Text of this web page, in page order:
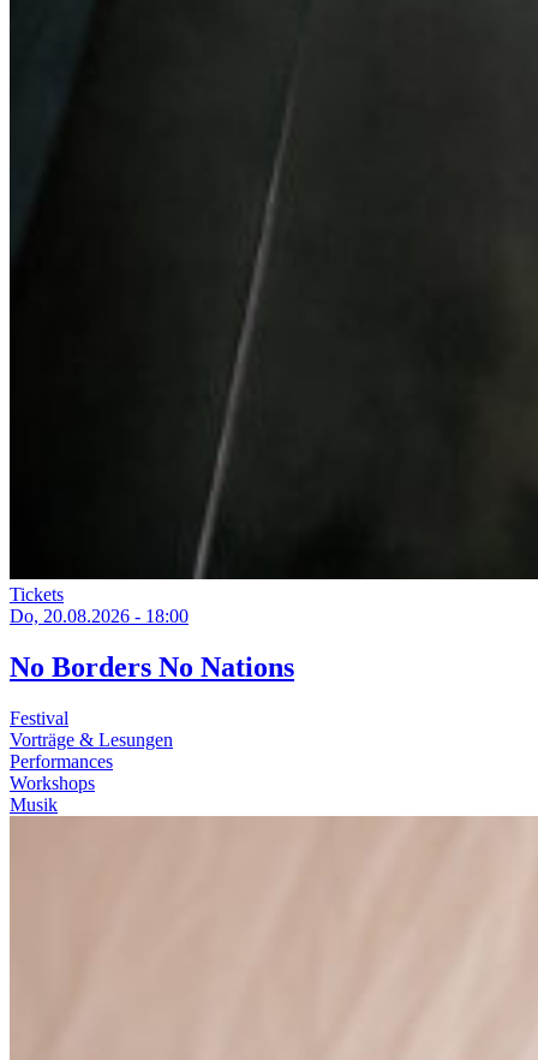
Tickets
Do, 20.08.2026 - 18:00
No Borders No Nations
Festival
Vorträge & Lesungen
Performances
Workshops
Musik